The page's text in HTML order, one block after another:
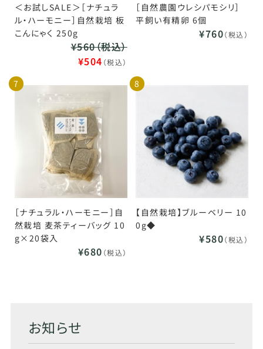
＜お試しSALE＞［ナチュラ
ル・ハーモニー］自然栽培 板
こんにゃく 250g
¥560（税込）
¥504 （税込）
［自然農園ウレシパモシリ］
平飼い有精卵 6個
¥760（税込）
7
［ナチュラル・ハーモニー］自
然栽培 麦茶ティーバッグ 10
g×20袋入
¥680 （税込）
8
【自然栽培】ブルーベリー 10
0g◆
¥580（税込）
お知らせ